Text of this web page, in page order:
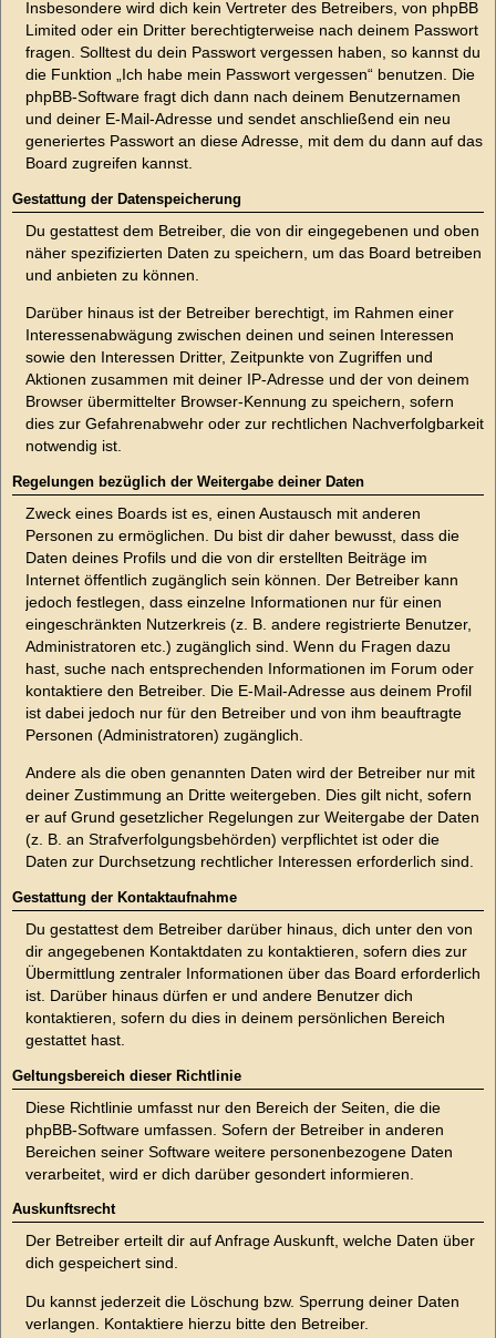
Insbesondere wird dich kein Vertreter des Betreibers, von phpBB
Limited oder ein Dritter berechtigterweise nach deinem Passwort
fragen. Solltest du dein Passwort vergessen haben, so kannst du
die Funktion „Ich habe mein Passwort vergessen“ benutzen. Die
phpBB-Software fragt dich dann nach deinem Benutzernamen
und deiner E-Mail-Adresse und sendet anschließend ein neu
generiertes Passwort an diese Adresse, mit dem du dann auf das
Board zugreifen kannst.
Gestattung der Datenspeicherung
Du gestattest dem Betreiber, die von dir eingegebenen und oben
näher spezifizierten Daten zu speichern, um das Board betreiben
und anbieten zu können.
Darüber hinaus ist der Betreiber berechtigt, im Rahmen einer
Interessenabwägung zwischen deinen und seinen Interessen
sowie den Interessen Dritter, Zeitpunkte von Zugriffen und
Aktionen zusammen mit deiner IP-Adresse und der von deinem
Browser übermittelter Browser-Kennung zu speichern, sofern
dies zur Gefahrenabwehr oder zur rechtlichen Nachverfolgbarkeit
notwendig ist.
Regelungen bezüglich der Weitergabe deiner Daten
Zweck eines Boards ist es, einen Austausch mit anderen
Personen zu ermöglichen. Du bist dir daher bewusst, dass die
Daten deines Profils und die von dir erstellten Beiträge im
Internet öffentlich zugänglich sein können. Der Betreiber kann
jedoch festlegen, dass einzelne Informationen nur für einen
eingeschränkten Nutzerkreis (z. B. andere registrierte Benutzer,
Administratoren etc.) zugänglich sind. Wenn du Fragen dazu
hast, suche nach entsprechenden Informationen im Forum oder
kontaktiere den Betreiber. Die E-Mail-Adresse aus deinem Profil
ist dabei jedoch nur für den Betreiber und von ihm beauftragte
Personen (Administratoren) zugänglich.
Andere als die oben genannten Daten wird der Betreiber nur mit
deiner Zustimmung an Dritte weitergeben. Dies gilt nicht, sofern
er auf Grund gesetzlicher Regelungen zur Weitergabe der Daten
(z. B. an Strafverfolgungsbehörden) verpflichtet ist oder die
Daten zur Durchsetzung rechtlicher Interessen erforderlich sind.
Gestattung der Kontaktaufnahme
Du gestattest dem Betreiber darüber hinaus, dich unter den von
dir angegebenen Kontaktdaten zu kontaktieren, sofern dies zur
Übermittlung zentraler Informationen über das Board erforderlich
ist. Darüber hinaus dürfen er und andere Benutzer dich
kontaktieren, sofern du dies in deinem persönlichen Bereich
gestattet hast.
Geltungsbereich dieser Richtlinie
Diese Richtlinie umfasst nur den Bereich der Seiten, die die
phpBB-Software umfassen. Sofern der Betreiber in anderen
Bereichen seiner Software weitere personenbezogene Daten
verarbeitet, wird er dich darüber gesondert informieren.
Auskunftsrecht
Der Betreiber erteilt dir auf Anfrage Auskunft, welche Daten über
dich gespeichert sind.
Du kannst jederzeit die Löschung bzw. Sperrung deiner Daten
verlangen. Kontaktiere hierzu bitte den Betreiber.